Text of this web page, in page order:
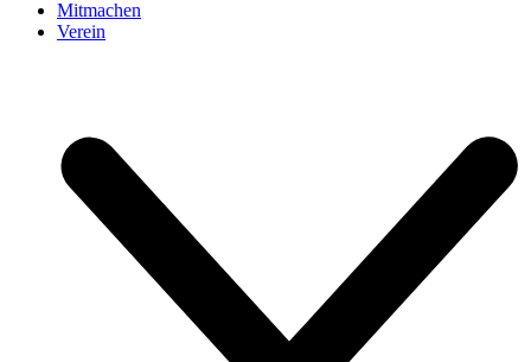
Mitmachen
Verein